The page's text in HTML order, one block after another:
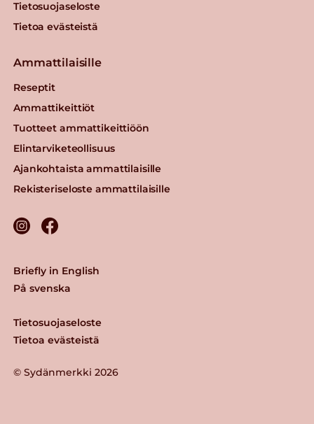
Tietosuojaseloste
Tietoa evästeistä
Ammattilaisille
Reseptit
Ammattikeittiöt
Tuotteet ammattikeittiöön
Elintarviketeollisuus
Ajankohtaista ammattilaisille
Rekisteriseloste ammattilaisille
© Sydänmerkki 2026
Tietosuojaseloste
Tietoa evästeistä
Briefly in English
På svenska